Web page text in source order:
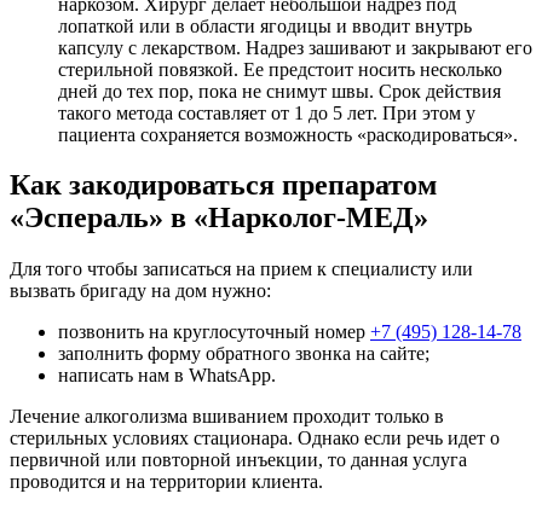
лопаткой или в области ягодицы и вводит внутрь
капсулу с лекарством. Надрез зашивают и закрывают его
стерильной повязкой. Ее предстоит носить несколько
дней до тех пор, пока не снимут швы. Срок действия
такого метода составляет от 1 до 5 лет. При этом у
пациента сохраняется возможность «раскодироваться».
Как закодироваться препаратом
«Эспераль» в «Нарколог-МЕД»
Для того чтобы записаться на прием к специалисту или
вызвать бригаду на дом нужно:
позвонить на круглосуточный номер +7 (495) 128-14-78
заполнить форму обратного звонка на сайте;
написать нам в WhatsApp.
Лечение алкоголизма вшиванием проходит только в
стерильных условиях стационара. Однако если речь идет о
первичной или повторной инъекции, то данная услуга
проводится и на территории клиента.